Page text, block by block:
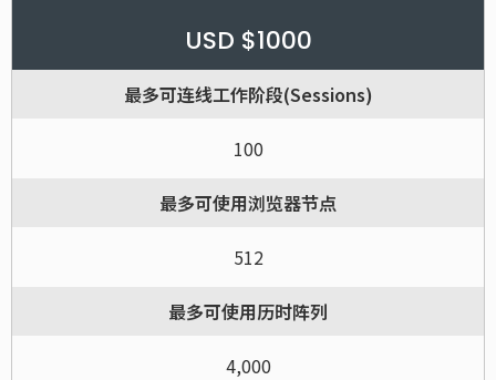
USD $1000
最多可连线工作阶段(Sessions)
100
最多可使用浏览器节点
512
最多可使用历时阵列
4,000